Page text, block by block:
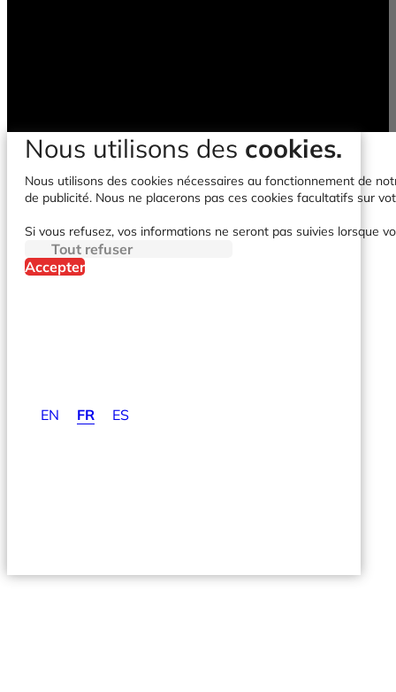
EN FR ES
Nous utilisons des cookies.
Nous utilisons des cookies nécessaires au fonctionnement de
de publicité. Nous ne placerons pas ces cookies facultatifs sur
Si vous refusez, vos informations ne seront pas suivies lorsque
Tout refuser
Accepter